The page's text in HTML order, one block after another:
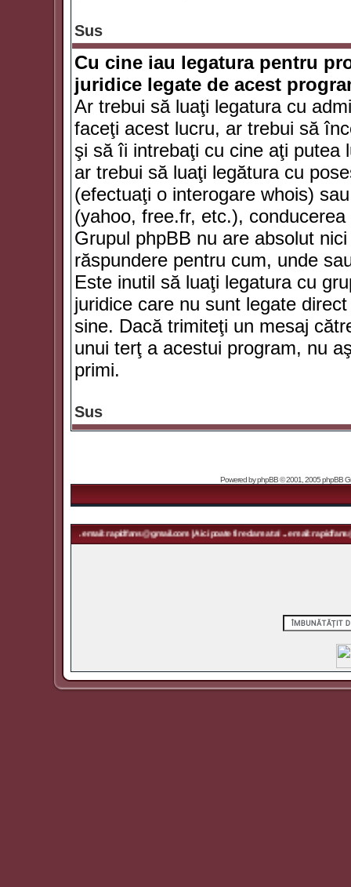
Sus
Cu cine iau legatura pentru
juridice legate de acest
Ar trebui să luaţi legatura cu
faceţi acest lucru, ar trebui să
şi să îi intrebaţi cu cine aţi putea
ar trebui să luaţi legătura cu
(efectuaţi o interogare whois)
(yahoo, free.fr, etc.),
Grupul phpBB nu are absolut
răspundere pentru cum, unde
Este inutil să luaţi legatura cu
juridice care nu sunt legate
sine. Dacă trimiteţi un mesaj
unui terţ a acestui program, nu
primi.
Sus
Powered byphpBB© 2001, 2005 phpBB
... email: rapidfans@gmail.com | Aici poate fi reclama ta! ... email: rapidfans@gmail.com